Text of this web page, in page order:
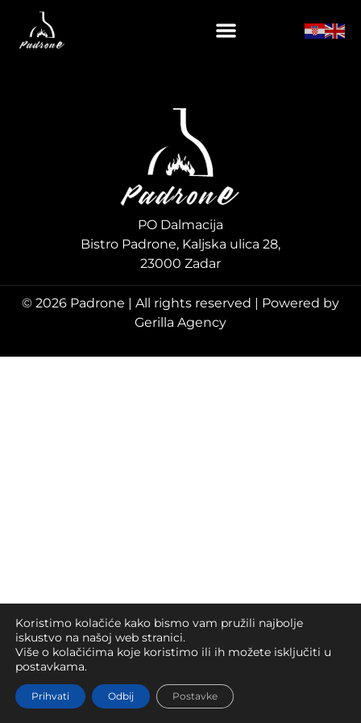
Vrući napitci menu
PO Dalmacija
Bistro Padrone, Kaljska ulica 28,
23000 Zadar
© 2026 Padrone | All rights reserved | Powered by
Gerilla Agency
Koristimo kolačiće kako bismo vam pružili najbolje
iskustvo na našoj web stranici.
Više o kolačićima koje koristimo ili ih možete isključiti u
postavkama.
Prihvati Odbij Postavke